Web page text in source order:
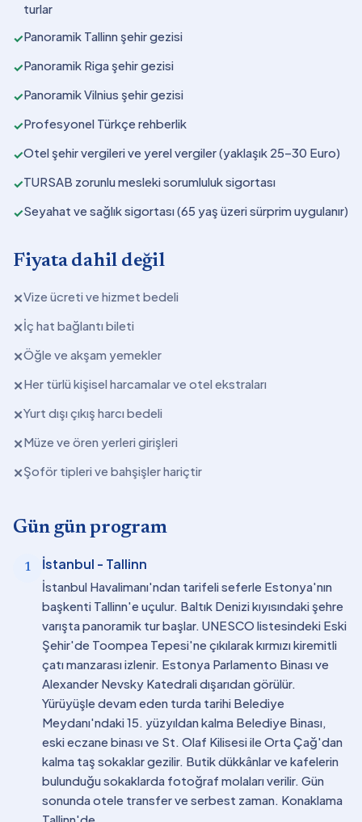
turlar
✓Panoramik Tallinn şehir gezisi
✓Panoramik Riga şehir gezisi
✓Panoramik Vilnius şehir gezisi
✓Profesyonel Türkçe rehberlik
✓Otel şehir vergileri ve yerel vergiler (yaklaşık 25–30 Euro)
✓TURSAB zorunlu mesleki sorumluluk sigortası
✓Seyahat ve sağlık sigortası (65 yaş üzeri sürprim uygulanır)
Fiyata dahil değil
✕Vize ücreti ve hizmet bedeli
✕İç hat bağlantı bileti
✕Öğle ve akşam yemekler
✕Her türlü kişisel harcamalar ve otel ekstraları
✕Yurt dışı çıkış harcı bedeli
✕Müze ve ören yerleri girişleri
✕Şoför tipleri ve bahşişler hariçtir
Gün gün program
1 İstanbul - Tallinn
İstanbul Havalimanı'ndan tarifeli seferle Estonya'nın
başkenti Tallinn'e uçulur. Baltık Denizi kıyısındaki şehre
varışta panoramik tur başlar. UNESCO listesindeki Eski
Şehir'de Toompea Tepesi'ne çıkılarak kırmızı kiremitli
çatı manzarası izlenir. Estonya Parlamento Binası ve
Alexander Nevsky Katedrali dışarıdan görülür.
Yürüyüşle devam eden turda tarihi Belediye
Meydanı'ndaki 15. yüzyıldan kalma Belediye Binası,
eski eczane binası ve St. Olaf Kilisesi ile Orta Çağ'dan
kalma taş sokaklar gezilir. Butik dükkânlar ve kafelerin
bulunduğu sokaklarda fotoğraf molaları verilir. Gün
sonunda otele transfer ve serbest zaman. Konaklama